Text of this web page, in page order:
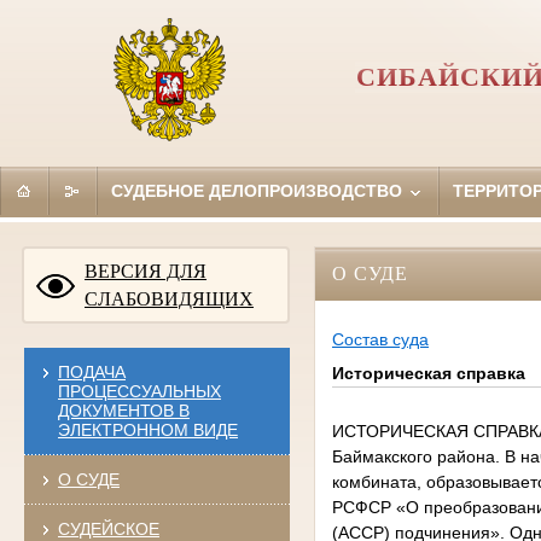
СУДЕБНОЕ ДЕЛОПРОИЗВОДСТВО
ВЕРСИЯ ДЛЯ
СЛАБОВИДЯЩИХ
ПОДАЧА
ПРОЦЕССУАЛЬНЫХ
ДОКУМЕНТОВ В
ЭЛЕКТРОННОМ ВИДЕ
О СУДЕ
СУДЕЙСКОЕ
О СУДЕ
Состав суда
Историческая справка
ИСТОРИЧЕСКАЯ СПРАВКА В декабре 1948 года в рабочем поселке Сибай был образован народный суд 3-го участка Баймакского района. В начале 1950-х годов начинается активное строительство Башкирского медно-серного комбината, образовывается трест «Башмедьстрой». 21 ноября 1955 года вышел Указ Президиума Верховного Совета РСФСР «О преобразовании рабочего поселка Сибай Баймакского района Башкирской АССР в город республиканского (АССР) подчинения». Одновременно в Совете Министров Башкирской АССР решается вопрос о создании 1-го и 2-го судебных участков Сибайского городского суда вместо народного суда 3-го участка Баймакского района. 17 ноября 1955 года выходит Постановление Совета Министров Башкирской АССР № 725 «Об изменении сети народных судов», которым окончательно закрепляется создание народных судов 1-го и 2-го участков города Сибай. Первое здание суда располагалось в маленьком двухквартирном доме по улице Чернышевского, 7. Помимо судьи и секретаря судебного заседания в штате суда был конюх, сторож и технический работник. В 1967 году Сибайский городской народный суд получил новое помещение в жилом доме на первом этаже по проспекту Горняков, 21, которое состояло из шести комнат, было оборудовано залом судебного заседания, архивом. 17 ноября 1994 года, в день своего рождения, Сибайский городской суд получил новое двухэтажное отдельное здание по улице К. Цеткин, ½, где и расположен по настоящее время. Первым судьей народного суда 1-го участка г. Сибай был избран Сарлыбаев Рахмет Сабирович. Сарлабыев Р.С. родился 15 августа 1916 года в деревне Идельбаево Баймакского района. В 1931-1932 г.г. учился в горно-промышленном училище. С 1932 года был направлен на работу нормировщиком Юлалинского рудника. В 1936-1937 г.г. работал заведующим магазином, с 1938 года по 1942 год работал в районной конторе связи на различных должностях. С декабря 1942 года был выдвинут из числа народных заседателей на должность народного судьи. С 1942 по 1948 г.г. народный судья 1-го участка г. Баймак, с декабря 1948 года по ноябрь 1955 года народный судья 3-го участка. 17 ноября 1955 год в связи с переименованием народного суда 3-го участка